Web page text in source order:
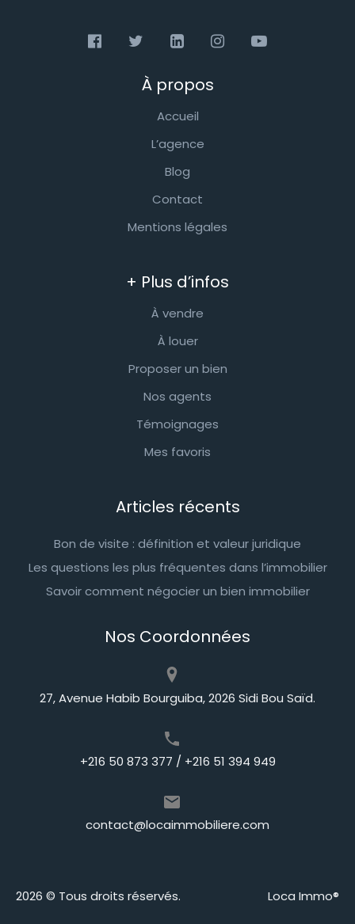
À propos
Accueil
L’agence
Blog
Contact
Mentions légales
+ Plus d’infos
À vendre
À louer
Proposer un bien
Nos agents
Témoignages
Mes favoris
Articles récents
Bon de visite : définition et valeur juridique
Les questions les plus fréquentes dans l’immobilier
Savoir comment négocier un bien immobilier
Nos Coordonnées
27, Avenue Habib Bourguiba, 2026 Sidi Bou Saïd.
+216 50 873 377 / +216 51 394 949
contact@locaimmobiliere.com
2026 © Tous droits réservés. Loca Immo®